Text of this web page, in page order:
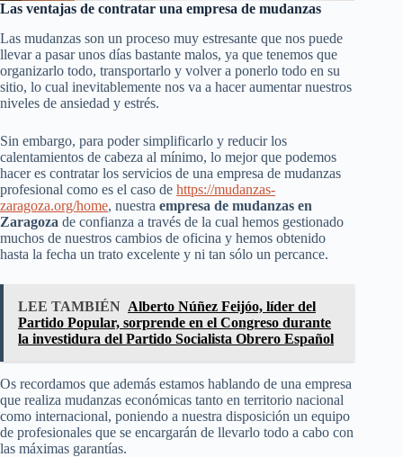
Las ventajas de contratar una empresa de mudanzas
Las mudanzas son un proceso muy estresante que nos puede
llevar a pasar unos días bastante malos, ya que tenemos que
organizarlo todo, transportarlo y volver a ponerlo todo en su
sitio, lo cual inevitablemente nos va a hacer aumentar nuestros
niveles de ansiedad y estrés.
Sin embargo, para poder simplificarlo y reducir los
calentamientos de cabeza al mínimo, lo mejor que podemos
hacer es contratar los servicios de una empresa de mudanzas
profesional como es el caso de https://mudanzas-
zaragoza.org/home, nuestra empresa de mudanzas en
Zaragoza de confianza a través de la cual hemos gestionado
muchos de nuestros cambios de oficina y hemos obtenido
hasta la fecha un trato excelente y ni tan sólo un percance.
LEE TAMBIÉN Alberto Núñez Feijóo, líder del
Partido Popular, sorprende en el Congreso durante
la investidura del Partido Socialista Obrero Español
Os recordamos que además estamos hablando de una empresa
que realiza mudanzas económicas tanto en territorio nacional
como internacional, poniendo a nuestra disposición un equipo
de profesionales que se encargarán de llevarlo todo a cabo con
las máximas garantías.